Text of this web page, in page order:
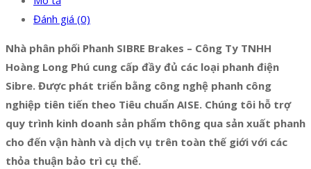
Đánh giá (0)
Nhà phân phối Phanh SIBRE Brakes – Công Ty TNHH
Hoàng Long Phú cung cấp đầy đủ các loại phanh điện
Sibre. Được phát triển bằng công nghệ phanh công
nghiệp tiên tiến theo Tiêu chuẩn AISE. Chúng tôi hỗ trợ
quy trình kinh doanh sản phẩm thông qua sản xuất phanh
cho đến vận hành và dịch vụ trên toàn thế giới với các
thỏa thuận bảo trì cụ thể.